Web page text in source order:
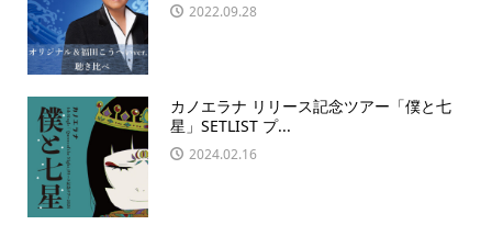
2022.09.28
カノエラナ リリース記念ツアー「僕と七
星」SETLIST プ...
2024.02.16